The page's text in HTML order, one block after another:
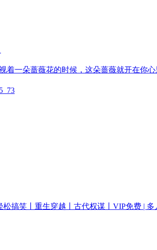
着一朵蔷薇花的时候，这朵蔷薇就开在你
73
搞笑丨重生穿越丨古代权谋丨VIP免费 | 多